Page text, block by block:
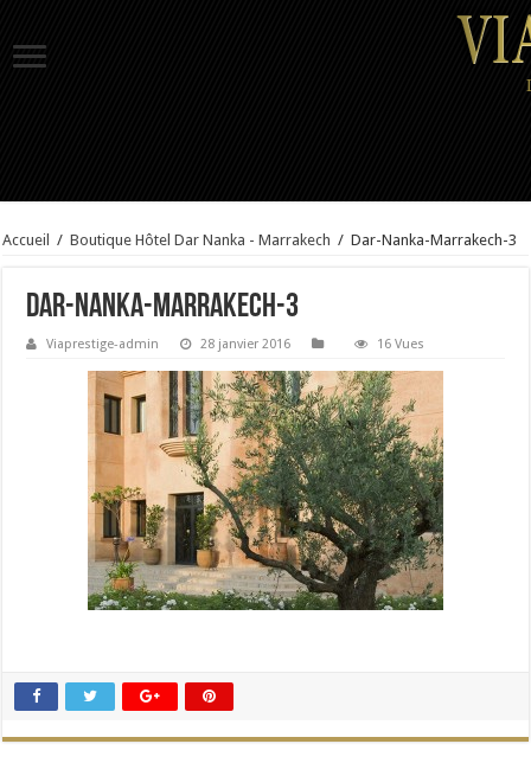
Accueil / Boutique Hôtel Dar Nanka - Marrakech / Dar-Nanka-Marrakech-3
Dar-Nanka-Marrakech-3
Viaprestige-admin 28 janvier 2016 16 Vues